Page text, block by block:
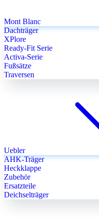
Mont Blanc
Dachträger
XPlore
Ready-Fit Serie
Activa-Serie
Fußsätze
Traversen
Uebler
AHK-Träger
Heckklappe
Zubehör
Ersatzteile
Deichselträger